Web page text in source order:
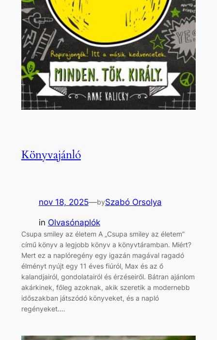
Könyvajánló
nov 18, 2025—bySzabó Orsolya
in Olvasónaplók
Csupa smiley az életem A „Csupa smiley az életem”
című könyv a legjobb könyv a könyvtáramban. Miért?
Mert ez a naplóregény egy igazán magával ragadó
élményt nyújt egy 11 éves fiúról, Max és az ő
kalandjairól, gondolatairól és érzéseiről. Bátran ajánlom
akárkinek, főleg azoknak, akik szeretik a modernebb
időszakban játszódó könyveket, és a napló
regényeket.…